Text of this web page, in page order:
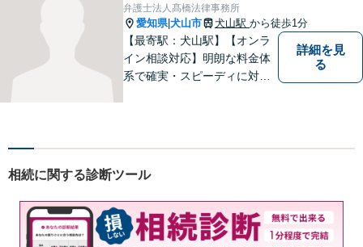
弁護士法人髙橋法律事務所
愛知県|犬山市 犬山駅 から徒歩1分
【最寄駅：犬山駅】【オンラ
イン相談対応】明朗な料金体
系で確実・スピーディに対応
に対応します。【初回相談無
方は、お気軽にご相談くださ
い。
詳細を見
る
相続に関する診断ツール